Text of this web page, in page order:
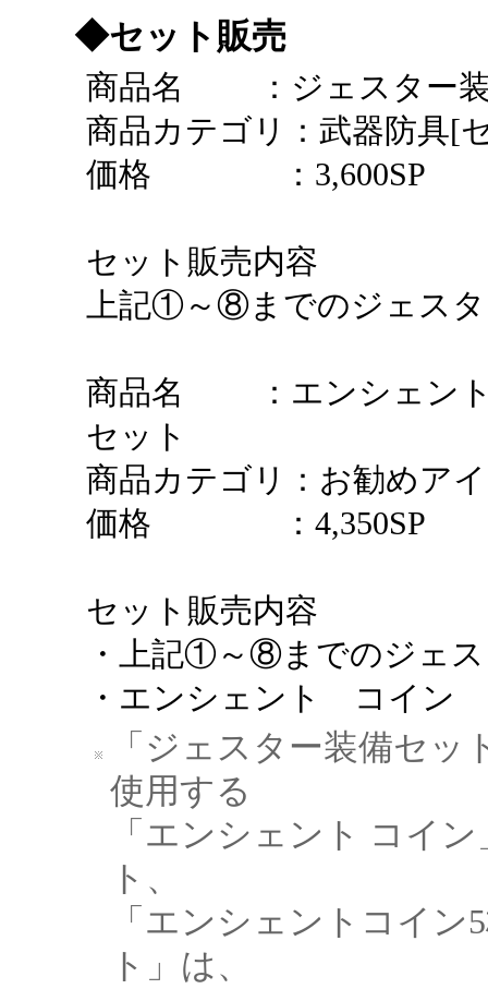
◆セット販売
商品名 ：ジェスター装
商品カテゴリ：武器防具[
価格 ：3,600SP
セット販売内容
上記①～⑧までのジェス
商品名 ：エンシェント
セット
商品カテゴリ：お勧めア
価格 ：4,350SP
セット販売内容
・上記①～⑧までのジェ
・エンシェント コイン
「ジェスター装備セッ
使用する
「エンシェント コイ
ト、
「エンシェントコイ
ト」は、